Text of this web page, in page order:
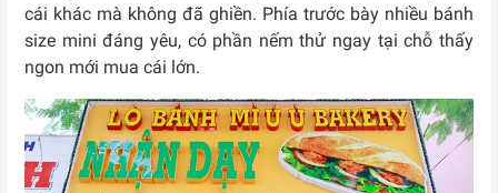
cái khác mà không đã ghiền. Phía trước bày nhiều bánh
size mini đáng yêu, có phần nếm thử ngay tại chỗ thấy
ngon mới mua cái lớn.